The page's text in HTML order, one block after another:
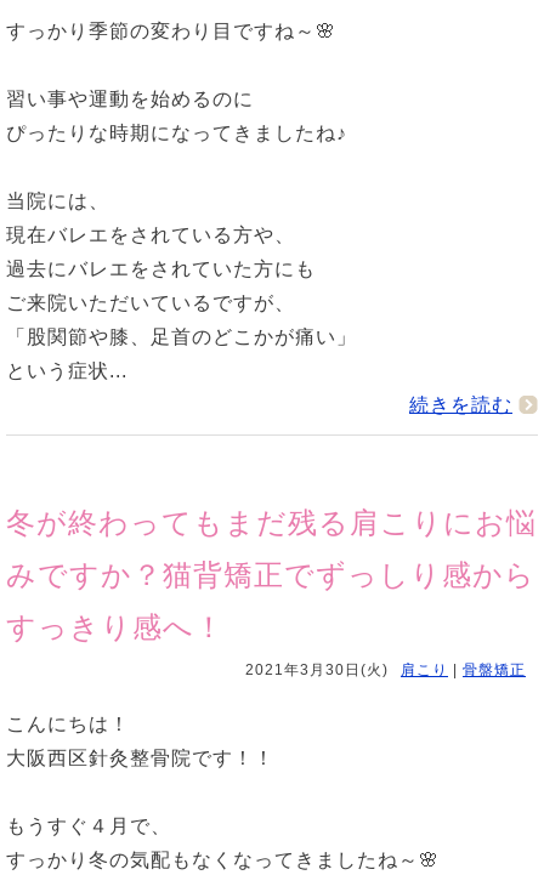
すっかり季節の変わり目ですね～🌸
習い事や運動を始めるのに
ぴったりな時期になってきましたね♪
当院には、
現在バレエをされている方や、
過去にバレエをされていた方にも
ご来院いただいているですが、
「股関節や膝、足首のどこかが痛い」
という症状...
続きを読む
冬が終わってもまだ残る肩こりにお悩
みですか？猫背矯正でずっしり感から
すっきり感へ！
2021年3月30日(火) 肩こり 骨盤矯正
こんにちは！
大阪西区針灸整骨院です！！
もうすぐ４月で、
すっかり冬の気配もなくなってきましたね～🌸